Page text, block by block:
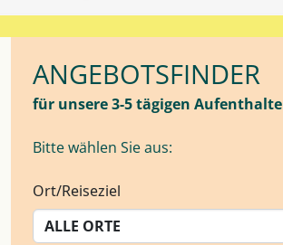
ANGEBOTSFINDER
für unsere 3-5 tägigen Aufenthalte
Bitte wählen Sie aus:
Ort/Reiseziel